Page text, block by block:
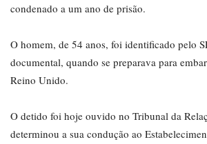
condenado a um ano de prisão.
O homem, de 54 anos, foi identificado pelo
documental, quando se preparava para
Reino Unido.
O detido foi hoje ouvido no Tribunal da
determinou a sua condução ao